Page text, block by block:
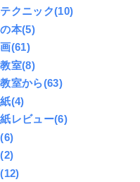
クニック(10)
本(5)
(61)
室(8)
室から(63)
(4)
レビュー(6)
(6)
(2)
(12)